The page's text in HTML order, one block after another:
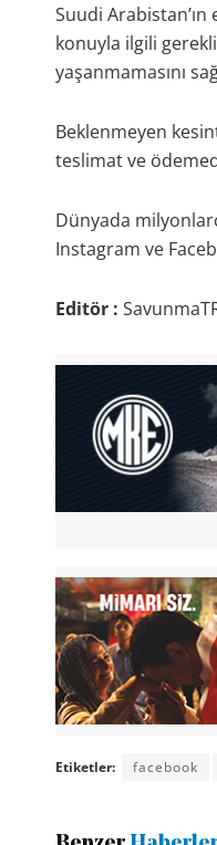
Suudi
konuyla ilgili
yaşanmamasını
Beklenmeyen
teslimat ve
Dünyada
Instagram ve
Editör :
Etiketler: facebook